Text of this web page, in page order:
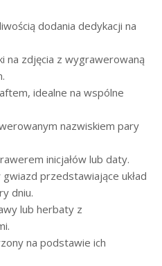
dodania dedykacji na
na zdjęcia z wygrawerowaną
idealne na wspólne
nazwiskiem pary
inicjałów lub daty.
przedstawiające układ
dniu.
lub herbaty z
na podstawie ich